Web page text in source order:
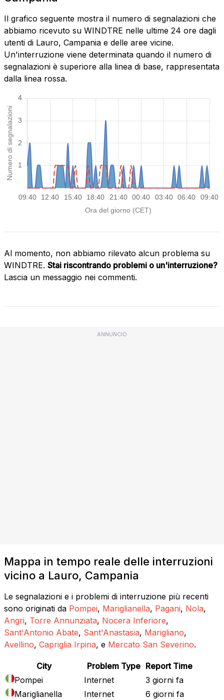
Il grafico seguente mostra il numero di segnalazioni che
abbiamo ricevuto su WINDTRE nelle ultime 24 ore dagli
utenti di Lauro, Campania e delle aree vicine.
Un'interruzione viene determinata quando il numero di
segnalazioni è superiore alla linea di base, rappresentata
dalla linea rossa.
Al momento, non abbiamo rilevato alcun problema su
WINDTRE. Stai riscontrando problemi o un'interruzione?
Lascia un messaggio nei commenti.
ANNUNCIO
Mappa in tempo reale delle interruzioni
vicino a Lauro, Campania
Le segnalazioni e i problemi di interruzione più recenti
sono originati da Pompei, Mariglianella, Pagani, Nola,
Angri, Torre Annunziata, Nocera Inferiore,
Sant'Antonio Abate, Sant'Anastasia, Marigliano,
Avellino, Capriglia Irpina, e Mercato San Severino.
City Problem Type Report Time
Pompei
Internet
3 giorni fa
Mariglianella
Internet
6 giorni fa